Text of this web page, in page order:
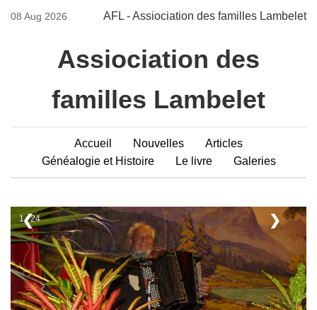
08 Aug 2026 AFL - Assiociation des familles Lambelet
Assiociation des
familles Lambelet
Accueil Nouvelles
Articles
Généalogie et Histoire
Le livre Galeries
1 / 24
❮ ❯